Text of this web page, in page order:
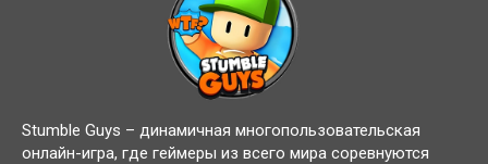
Stumble Guys – динамичная многопользовательская
онлайн-игра, где геймеры из всего мира соревнуются